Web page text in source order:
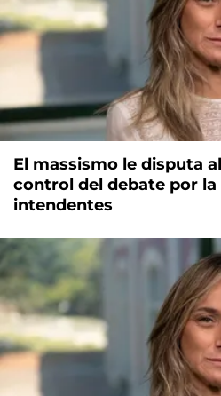
El massismo le disputa
control del debate por
intendentes